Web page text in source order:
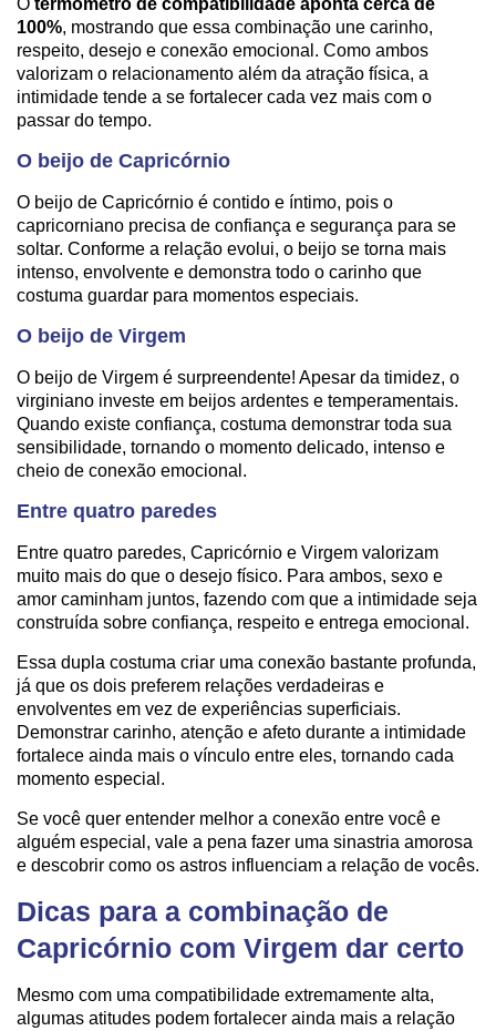
O termômetro de compatibilidade aponta cerca de
100%, mostrando que essa combinação une carinho,
respeito, desejo e conexão emocional. Como ambos
valorizam o relacionamento além da atração física, a
intimidade tende a se fortalecer cada vez mais com o
passar do tempo.
O beijo de Capricórnio
O beijo de Capricórnio é contido e íntimo, pois o
capricorniano precisa de confiança e segurança para se
soltar. Conforme a relação evolui, o beijo se torna mais
intenso, envolvente e demonstra todo o carinho que
costuma guardar para momentos especiais.
O beijo de Virgem
O beijo de Virgem é surpreendente! Apesar da timidez, o
virginiano investe em beijos ardentes e temperamentais.
Quando existe confiança, costuma demonstrar toda sua
sensibilidade, tornando o momento delicado, intenso e
cheio de conexão emocional.
Entre quatro paredes
Entre quatro paredes, Capricórnio e Virgem valorizam
muito mais do que o desejo físico. Para ambos, sexo e
amor caminham juntos, fazendo com que a intimidade seja
construída sobre confiança, respeito e entrega emocional.
Essa dupla costuma criar uma conexão bastante profunda,
já que os dois preferem relações verdadeiras e
envolventes em vez de experiências superficiais.
Demonstrar carinho, atenção e afeto durante a intimidade
fortalece ainda mais o vínculo entre eles, tornando cada
momento especial.
Se você quer entender melhor a conexão entre você e
alguém especial, vale a pena fazer uma sinastria amorosa
e descobrir como os astros influenciam a relação de vocês.
Dicas para a combinação de
Capricórnio com Virgem dar certo
Mesmo com uma compatibilidade extremamente alta,
algumas atitudes podem fortalecer ainda mais a relação